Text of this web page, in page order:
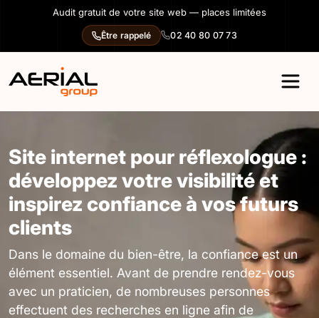
Audit gratuit de votre site web — places limitées
Être rappelé 02 40 80 07 73
Site internet pour réflexologue :
développez votre visibilité et
inspirez confiance à vos futurs
clients
Dans le domaine du bien-être, la confiance est un
élément essentiel. Avant de prendre rendez-vous
avec un praticien, de nombreuses personnes
effectuent des recherches en ligne afin de
Panneau de gestion des cookies